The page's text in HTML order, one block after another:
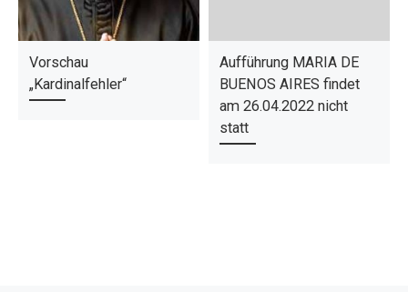
Vorschau
„Kardinalfehler“
Aufführung MARIA DE
BUENOS AIRES findet
am 26.04.2022 nicht
statt